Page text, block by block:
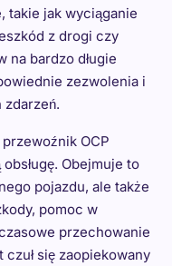
takie jak wyciąganie
z drogi czy
na bardzo długie
zezwolenia i
zdarzeń.
OCP
Obejmuje to
pojazdu, ale także
pomoc w
przechowanie
się zaopiekowany